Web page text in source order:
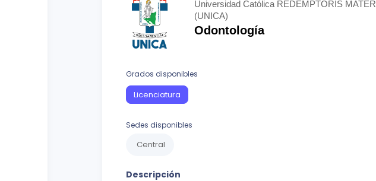
Ingenierías y Arquitectura
Universidad Católica REDEMPTORIS MATER
(UNICA)
Odontología
Grados disponibles
Licenciatura
Sedes disponibles
Central
Descripción